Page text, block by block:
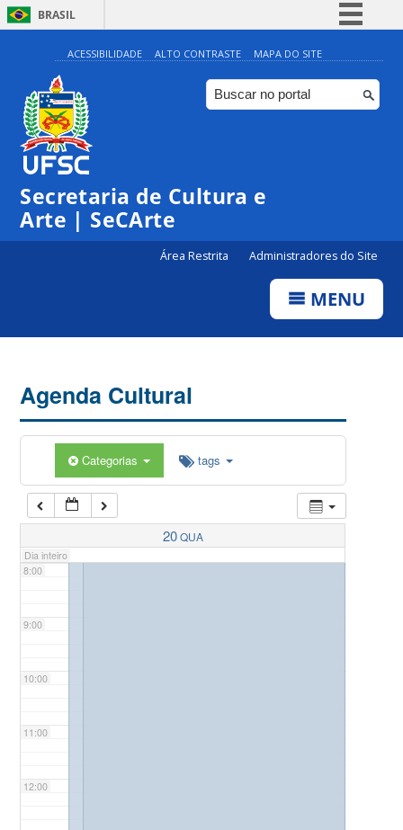
BRASIL
Simplifique!
Comunica BR
Participe
ACESSIBILIDADE ALTO CONTRASTE MAPA DO SITE
Secretaria de Cultura e
Arte | SeCArte
Área Restrita Administradores do Site
MENU
Agenda Cultural
Categorias tags
20QUA
Dia inteiro
0:00
1:00
5:00
7:00
8:00
9:00
10:00
11:00
12:00
◤Inscrições | Projeto 12:30
◤Inscrições | Práticas Corporais
dos Servidores/Volantes